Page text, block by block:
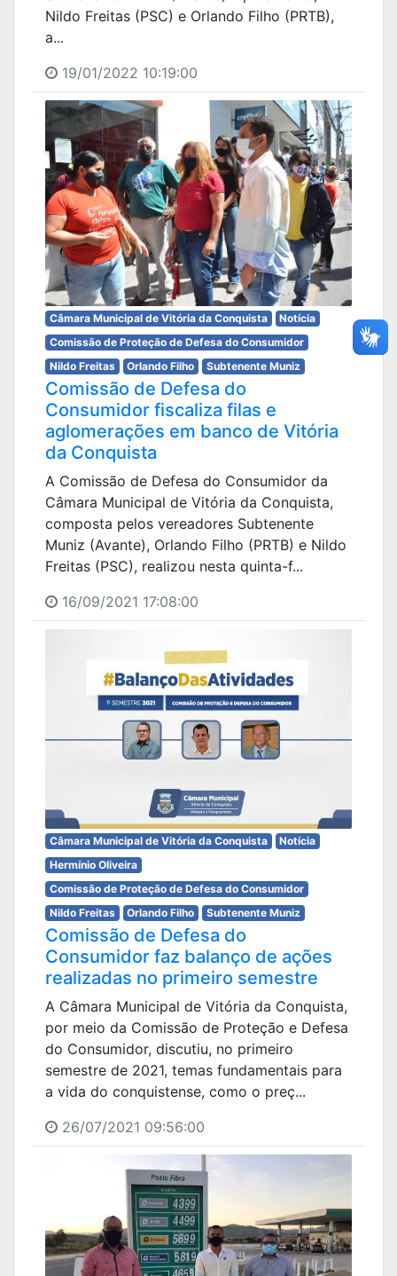
Nildo Freitas (PSC) e Orlando Filho (PRTB),
a...
19/01/2022 10:19:00
Câmara Municipal de Vitória da Conquista
Notícia
Comissão de Proteção de Defesa do Consumidor
Nildo Freitas
Orlando Filho Subtenente Muniz
Comissão de Defesa do
Consumidor fiscaliza filas e
aglomerações em banco de Vitória
da Conquista
A Comissão de Defesa do Consumidor da
Câmara Municipal de Vitória da Conquista,
composta pelos vereadores Subtenente
Muniz (Avante), Orlando Filho (PRTB) e Nildo
Freitas (PSC), realizou nesta quinta-f...
16/09/2021 17:08:00
Câmara Municipal de Vitória da Conquista
Notícia
Hermínio Oliveira
Comissão de Proteção de Defesa do Consumidor
Nildo Freitas
Orlando Filho Subtenente Muniz
Comissão de Defesa do
Consumidor faz balanço de ações
realizadas no primeiro semestre
A Câmara Municipal de Vitória da Conquista,
por meio da Comissão de Proteção e Defesa
do Consumidor, discutiu, no primeiro
semestre de 2021, temas fundamentais para
a vida do conquistense, como o preç...
26/07/2021 09:56:00